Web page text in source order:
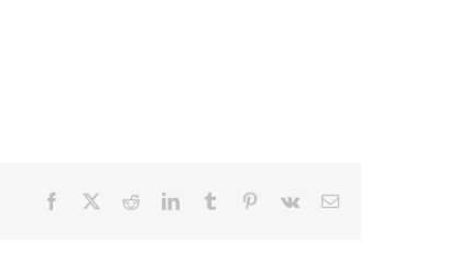
Facebook RedditLinkedInTumblr Pinterest
Vk
Correo